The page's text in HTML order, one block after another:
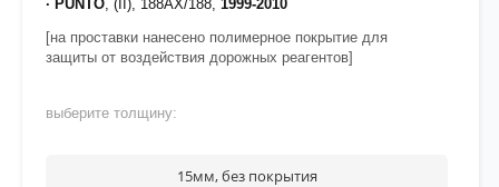
· PUNTO , (II), 188AX/188, 1999-2010
[на проставки нанесено полимерное покрытие для
защиты от воздействия дорожных реагентов]
выберите толщину:
15мм, без покрытия